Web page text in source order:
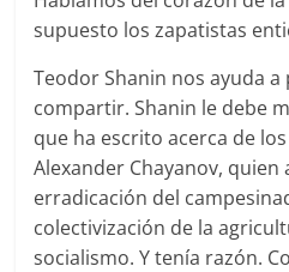
supuesto los zapatistas
Teodor Shanin nos ayuda
compartir. Shanin le debe
que ha escrito acerca de
Alexander Chayanov, quien
erradicación del
colectivización de la
socialismo. Y tenía razón.